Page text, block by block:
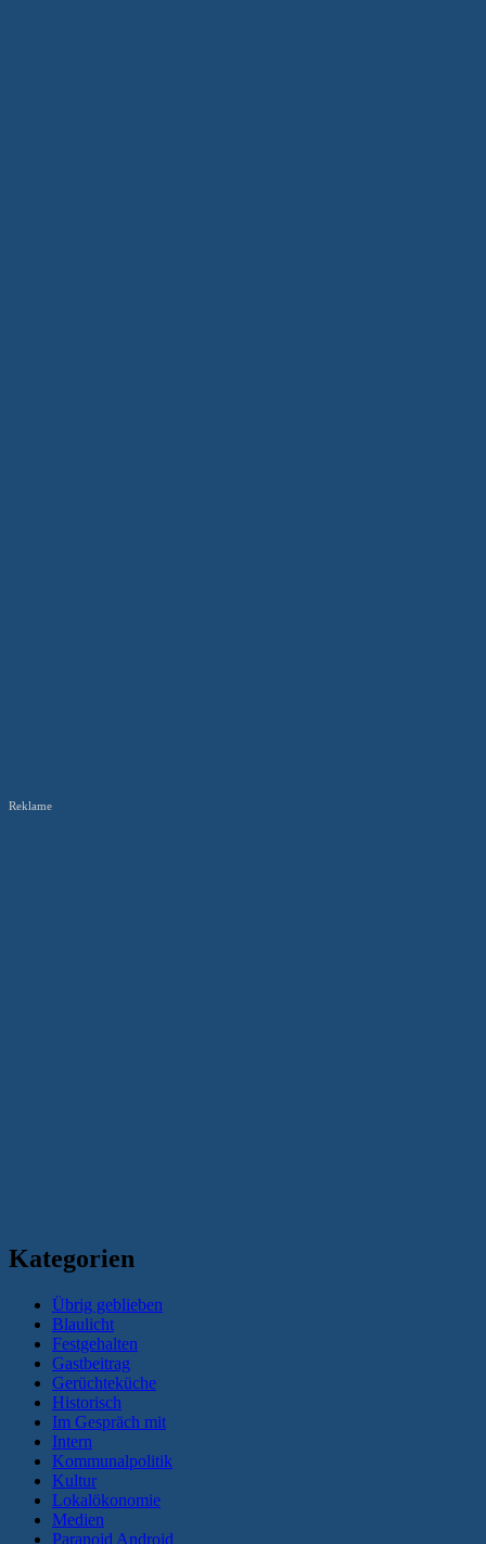
Reklame
Kategorien
Übrig geblieben
Blaulicht
Festgehalten
Gastbeitrag
Gerüchteküche
Historisch
Im Gespräch mit
Intern
Kommunalpolitik
Kultur
Lokalökonomie
Medien
Paranoid Android